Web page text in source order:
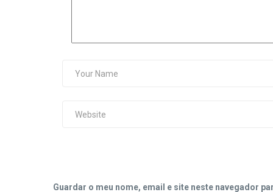
Guardar o meu nome, email e site neste navegador